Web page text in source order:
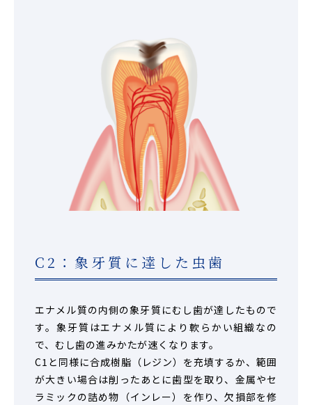
C2：象牙質に達した虫歯
エナメル質の内側の象牙質にむし歯が達したもので
す。象牙質はエナメル質により軟らかい組織なの
で、むし歯の進みかたが速くなります。
C1と同様に合成樹脂（レジン）を充填するか、範囲
が大きい場合は削ったあとに歯型を取り、金属やセ
ラミックの詰め物（インレー）を作り、欠損部を修